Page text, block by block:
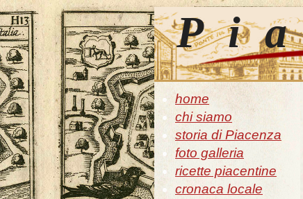
home
chi siamo
storia di Piacenza
foto galleria
ricette piacentine
cronaca locale